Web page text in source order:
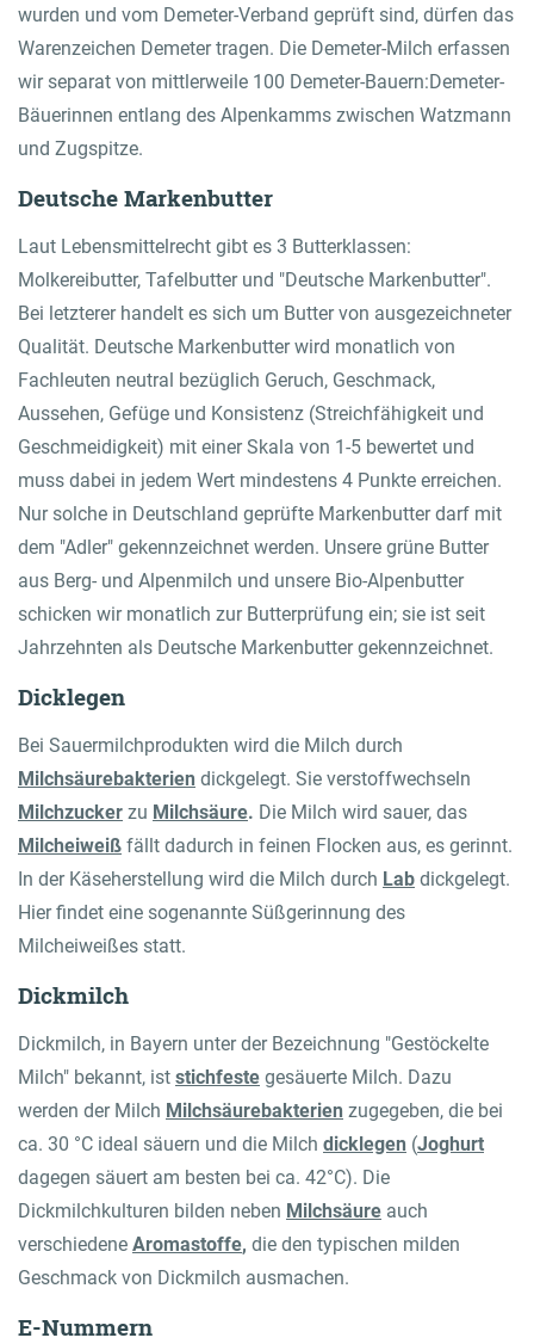
wurden und vom Demeter-Verband geprüft sind, dürfen das
Warenzeichen Demeter tragen. Die Demeter-Milch erfassen
wir separat von mittlerweile 100 Demeter-Bauern:Demeter-
Bäuerinnen entlang des Alpenkamms zwischen Watzmann
und Zugspitze.
Deutsche Markenbutter
Laut Lebensmittelrecht gibt es 3 Butterklassen:
Molkereibutter, Tafelbutter und "Deutsche Markenbutter".
Bei letzterer handelt es sich um Butter von ausgezeichneter
Qualität. Deutsche Markenbutter wird monatlich von
Fachleuten neutral bezüglich Geruch, Geschmack,
Aussehen, Gefüge und Konsistenz (Streichfähigkeit und
Geschmeidigkeit) mit einer Skala von 1-5 bewertet und
muss dabei in jedem Wert mindestens 4 Punkte erreichen.
Nur solche in Deutschland geprüfte Markenbutter darf mit
dem "Adler" gekennzeichnet werden. Unsere grüne Butter
aus Berg- und Alpenmilch und unsere Bio-Alpenbutter
schicken wir monatlich zur Butterprüfung ein; sie ist seit
Jahrzehnten als Deutsche Markenbutter gekennzeichnet.
Dicklegen
Bei Sauermilchprodukten wird die Milch durch
Milchsäurebakterien dickgelegt. Sie verstoffwechseln
Milchzucker zu Milchsäure. Die Milch wird sauer, das
Milcheiweiß fällt dadurch in feinen Flocken aus, es gerinnt.
In der Käseherstellung wird die Milch durch Lab dickgelegt.
Hier findet eine sogenannte Süßgerinnung des
Milcheiweißes statt.
Dickmilch
Dickmilch, in Bayern unter der Bezeichnung "Gestöckelte
Milch" bekannt, ist stichfeste gesäuerte Milch. Dazu
werden der Milch Milchsäurebakterien zugegeben, die bei
ca. 30 °C ideal säuern und die Milch dicklegen (Joghurt
dagegen säuert am besten bei ca. 42°C). Die
Dickmilchkulturen bilden neben Milchsäure auch
verschiedene Aromastoffe, die den typischen milden
Geschmack von Dickmilch ausmachen.
E-Nummern